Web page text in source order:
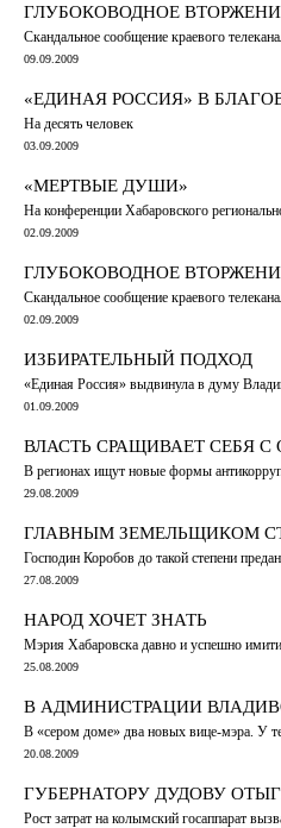
ГЛУБОКОВОДНОЕ
Скандальное сообщение краевого
09.09.2009
«ЕДИНАЯ РОССИЯ» В
На десять человек
03.09.2009
«МЕРТВЫЕ ДУШИ»
На конференции Хабаровского
02.09.2009
ГЛУБОКОВОДНОЕ
Скандальное сообщение краевого
02.09.2009
ИЗБИРАТЕЛЬНЫЙ ПОДХОД
«Единая Россия» выдвинула в думу
01.09.2009
ВЛАСТЬ СРАЩИВАЕТ СЕБЯ
В регионах ищут новые формы
29.08.2009
ГЛАВНЫМ ЗЕМЕЛЬЩИКОМ
Господин Коробов до такой степени
27.08.2009
НАРОД ХОЧЕТ ЗНАТЬ
Мэрия Хабаровска давно и успешно
25.08.2009
В АДМИНИСТРАЦИИ
В «cером доме» два новых вице-мэра. У
20.08.2009
ГУБЕРНАТОРУ ДУДОВУ
Рост затрат на колымский госаппарат